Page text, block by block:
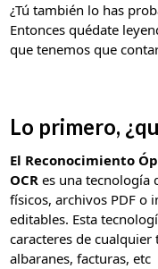
¿Tú también lo has
Entonces quédate
que tenemos que
Lo primero,
El Reconocimiento
OCRes una tecnología
físicos, archivos PDF o
editables. Esta
caracteres de
albaranes, facturas, etc